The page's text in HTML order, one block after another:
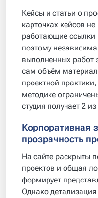
Кейсы и статьи о
карточках кейсов
работающие ссылки
поэтому
выполненных работ
сам объём
проектной
методике
студия получает 2
Корпоративная
прозрачность
На сайте раскрыты
проектов и общая
формирует
Однако